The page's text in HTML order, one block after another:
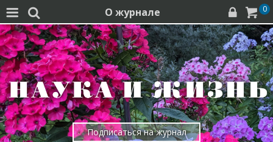
  О журнале   0
Подписаться на журнал